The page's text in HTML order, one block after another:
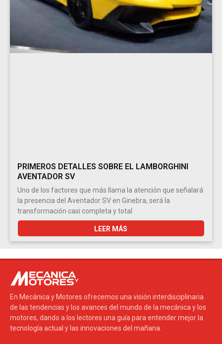
PRIMEROS DETALLES SOBRE EL LAMBORGHINI
AVENTADOR SV
Uno de los factores que más llama la atención que señalará
la presencia del Aventador SV en Ginebra, será la
transformación casi completa y total
LEER MÁS
En Mecánica y Motores ofrecemos una visión interdisciplinaria
de las tendencias y los avances del mundo de la mecánica y los
motores, dando a los lectores una guía para entender mejor la
tecnología actual y las innovaciones del mañana.